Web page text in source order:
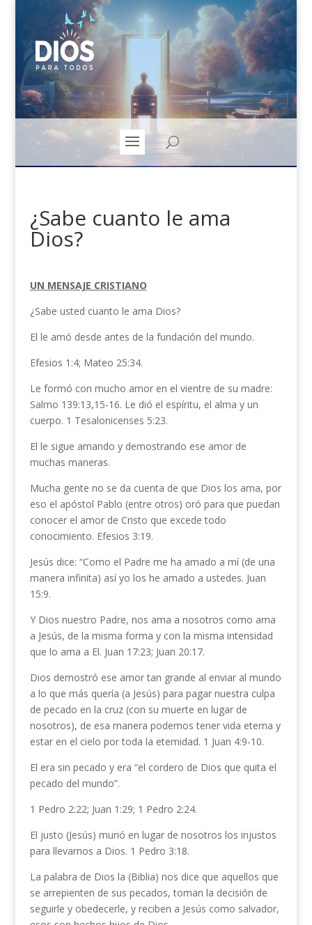
¿Sabe cuanto le ama
Dios?
UN MENSAJE CRISTIANO
¿Sabe usted cuanto le ama Dios?
El le amó desde antes de la fundación del mundo.
Efesios 1:4; Mateo 25:34.
Le formó con mucho amor en el vientre de su madre:
Salmo 139:13,15-16. Le dió el espíritu, el alma y un
cuerpo. 1 Tesalonicenses 5:23.
El le sigue amando y demostrando ese amor de
muchas maneras.
Mucha gente no se da cuenta de que Dios los ama, por
eso el apóstol Pablo (entre otros) oró para que puedan
conocer el amor de Cristo que excede todo
conocimiento. Efesios 3:19.
Jesús dice: “Como el Padre me ha amado a mí (de una
manera infinita) así yo los he amado a ustedes. Juan
15:9.
Y Dios nuestro Padre, nos ama a nosotros como ama
a Jesús, de la misma forma y con la misma intensidad
que lo ama a El. Juan 17:23; Juan 20:17.
Dios demostró ese amor tan grande al enviar al mundo
a lo que más quería (a Jesús) para pagar nuestra culpa
de pecado en la cruz (con su muerte en lugar de
nosotros), de esa manera podemos tener vida eterna y
estar en el cielo por toda la eternidad. 1 Juan 4:9-10.
El era sin pecado y era “el cordero de Dios que quita el
pecado del mundo”.
1 Pedro 2:22; Juan 1:29; 1 Pedro 2:24.
El justo (Jesús) murió en lugar de nosotros los injustos
para llevarnos a Dios. 1 Pedro 3:18.
La palabra de Dios la (Biblia) nos dice que aquellos que
se arrepienten de sus pecados, toman la decisión de
seguirle y obedecerle, y reciben a Jesús como salvador,